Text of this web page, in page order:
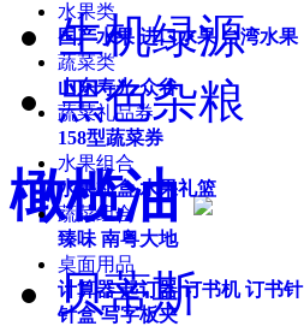
水果类
国产水果 进口水果 台湾水果
蔬菜类
山东寿光 众谷
蔬菜礼品券
158型蔬菜券
水果组合
水果礼盒 水果礼篮
蔬菜组合
臻味 南粤大地
桌面用品
计算器 起订器 订书机 订书针
针盒 写字板夹
生机绿源
黑色杂粮
橄榄油
贝蒂斯